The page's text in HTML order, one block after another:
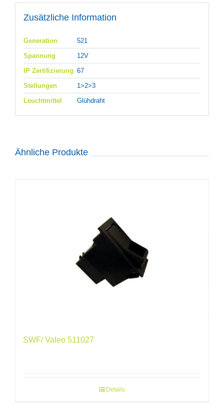
Zusätzliche Information
Generation
521
Spannung
12V
IP Zertifizierung 67
Stellungen
1>2>3
Leuchtmittel
Glühdraht
Ähnliche Produkte
SWF/ Valeo 511027
Details